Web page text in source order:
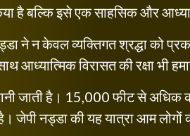
है बल्कि इसे एक साहसिक और
ने न केवल व्यक्तिगत श्रद्धा को
विरासत की रक्षा भी
जाती है। 15,000 फीट से अधिक
जेपी नड्डा की यह यात्रा आम लोगों